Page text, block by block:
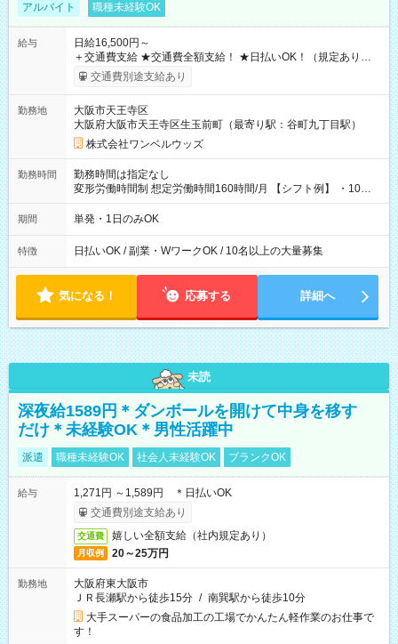
アルバイト 職種未経験OK
給与
日給16,500円～
＋交通費支給 ★交通費全額支給！ ★日払いOK！（規定あり） ┗
働いたその日に現金GET♪ お仕事後はコンビニATMから 日払
交通費別途支給あり
勤務地
大阪市天王寺区
大阪府大阪市天王寺区生玉前町（最寄り駅：谷町九丁目駅）
株式会社ワンベルウッズ
勤務時間
勤務時間は指定なし
変形労働時間制 想定労働時間160時間/月 【シフト例】 ・10：
00～20：00
期間 単発・1日のみOK
特徴 日払いOK / 副業・WワークOK / 10名以上の大量募集
気になる！ 応募する 詳細へ
未読
深夜給1589円＊ダンボールを開けて中身を移す
だけ＊未経験OK＊男性活躍中
派遣 職種未経験OK 社会人未経験OK ブランクOK
給与
1,271円 ～1,589円 ＊日払いOK
交通費別途支給あり
交通費 嬉しい全額支給（社内規定あり）
月収例 20～25万円
勤務地
大阪府東大阪市
ＪＲ長瀬駅から徒歩15分 / 南巽駅から徒歩10分
大手スーパーの食品加工の工場でかんたん軽作業のお仕事で
す！